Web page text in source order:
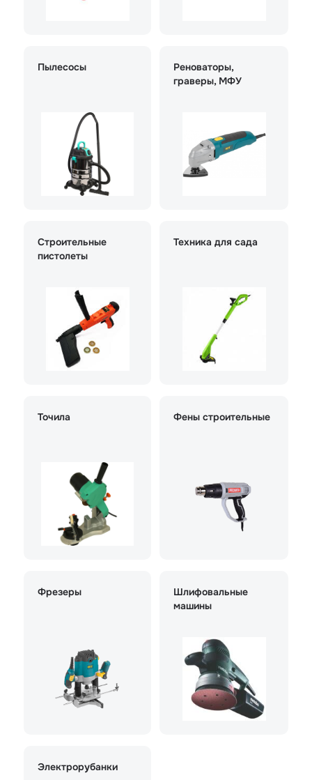
Пылесосы
Реноваторы,
граверы, МФУ
Строительные
пистолеты
Техника для сада
Точила Фены строительные
Фрезеры
Шлифовальные
машины
Электрорубанки